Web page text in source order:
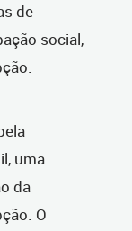
de
social,
uma
da
O